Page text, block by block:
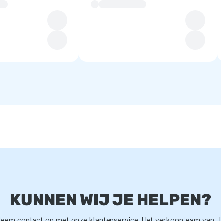
KUNNEN WIJ JE HELPEN?